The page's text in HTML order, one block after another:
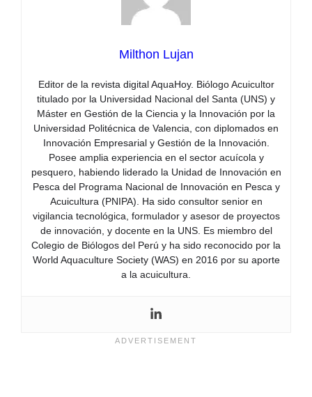
Milthon Lujan
Editor de la revista digital AquaHoy. Biólogo Acuicultor
titulado por la Universidad Nacional del Santa (UNS) y
Máster en Gestión de la Ciencia y la Innovación por la
Universidad Politécnica de Valencia, con diplomados en
Innovación Empresarial y Gestión de la Innovación.
Posee amplia experiencia en el sector acuícola y
pesquero, habiendo liderado la Unidad de Innovación en
Pesca del Programa Nacional de Innovación en Pesca y
Acuicultura (PNIPA). Ha sido consultor senior en
vigilancia tecnológica, formulador y asesor de proyectos
de innovación, y docente en la UNS. Es miembro del
Colegio de Biólogos del Perú y ha sido reconocido por la
World Aquaculture Society (WAS) en 2016 por su aporte
a la acuicultura.